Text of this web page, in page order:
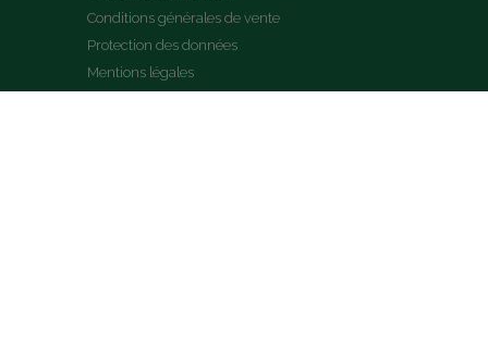
Conditions générales de vente
Protection des données
Mentions légales